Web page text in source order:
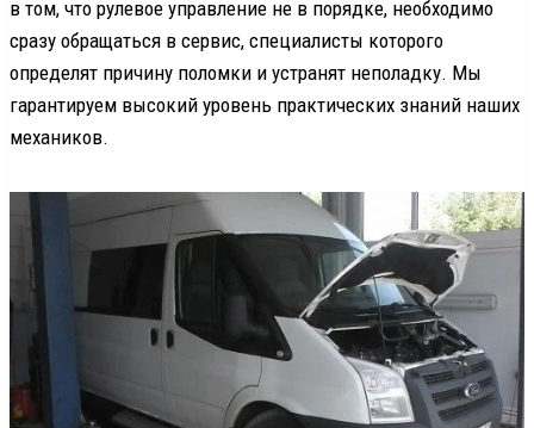
в том, что рулевое управление не в порядке, необходимо
сразу обращаться в сервис, специалисты которого
определят причину поломки и устранят неполадку. Мы
гарантируем высокий уровень практических знаний наших
механиков.